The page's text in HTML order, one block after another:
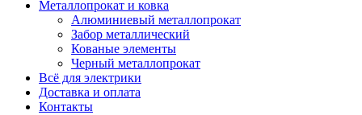
Металлопрокат и ковка
Алюминиевый металлопрокат
Забор металлический
Кованые элементы
Черный металлопрокат
Всё для электрики
Доставка и оплата
Контакты